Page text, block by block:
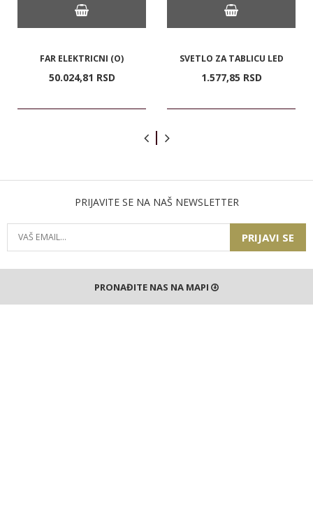
FAR ELEKTRICNI (O)
50.024,81 RSD
SVETLO ZA TABLICU LED
1.577,85 RSD
PRIJAVITE SE NA NAŠ NEWSLETTER
PRIJAVI SE
PRONAĐITE NAS NA MAPI